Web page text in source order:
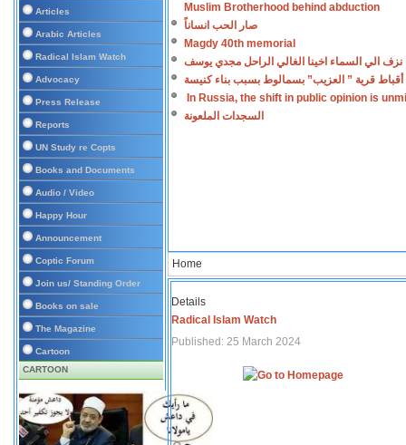
Articles
Arabic Articles
Radical Islam Watch
Advocacy
Press Release
Reports
UN Study re Copts
Books and Documents
Audio / Video
Happy Hour
Announcement
Coptic Forum
Join us/ Standing Order
Books on sale
The Magazine
Cartoon
CARTOON
Muslim Brotherhood behind abduction
صار الحب انساناً
Magdy 40th memorial
نزف الي السماء اخينا الغالي الراحل مجدي يوسف
أقباط قرية ” العزيب” بسمالوط بسبب بناء كنيسة
In Russia, the shift in public opinion is
السجدات الملعونة
Home
Details
Radical Islam Watch
Published: 25 March 2024